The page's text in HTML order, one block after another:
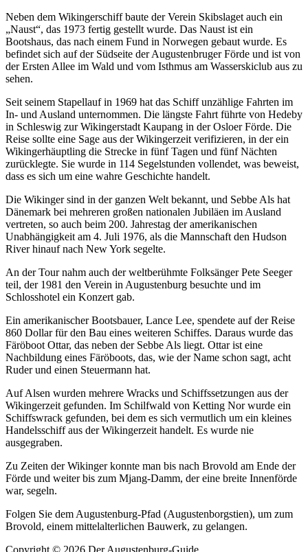
Neben dem Wikingerschiff baute der Verein Skibslaget auch ein
„Naust“, das 1973 fertig gestellt wurde. Das Naust ist ein
Bootshaus, das nach einem Fund in Norwegen gebaut wurde. Es
befindet sich auf der Südseite der Augustenbruger Förde und ist von
der Ersten Allee im Wald und vom Isthmus am Wasserskiclub aus zu
sehen.
Seit seinem Stapellauf in 1969 hat das Schiff unzählige Fahrten im
In- und Ausland unternommen. Die längste Fahrt führte von Hedeby
in Schleswig zur Wikingerstadt Kaupang in der Osloer Förde. Die
Reise sollte eine Sage aus der Wikingerzeit verifizieren, in der ein
Wikingerhäuptling die Strecke in fünf Tagen und fünf Nächten
zurücklegte. Sie wurde in 114 Segelstunden vollendet, was beweist,
dass es sich um eine wahre Geschichte handelt.
Die Wikinger sind in der ganzen Welt bekannt, und Sebbe Als hat
Dänemark bei mehreren großen nationalen Jubiläen im Ausland
vertreten, so auch beim 200. Jahrestag der amerikanischen
Unabhängigkeit am 4. Juli 1976, als die Mannschaft den Hudson
River hinauf nach New York segelte.
An der Tour nahm auch der weltberühmte Folksänger Pete Seeger
teil, der 1981 den Verein in Augustenburg besuchte und im
Schlosshotel ein Konzert gab.
Ein amerikanischer Bootsbauer, Lance Lee, spendete auf der Reise
860 Dollar für den Bau eines weiteren Schiffes. Daraus wurde das
Färöboot Ottar, das neben der Sebbe Als liegt. Ottar ist eine
Nachbildung eines Färöboots, das, wie der Name schon sagt, acht
Ruder und einen Steuermann hat.
Auf Alsen wurden mehrere Wracks und Schiffssetzungen aus der
Wikingerzeit gefunden. Im Schilfwald von Ketting Nor wurde ein
Schiffswrack gefunden, bei dem es sich vermutlich um ein kleines
Handelsschiff aus der Wikingerzeit handelt. Es wurde nie
ausgegraben.
Zu Zeiten der Wikinger konnte man bis nach Brovold am Ende der
Förde und weiter bis zum Mjang-Damm, der eine breite Innenförde
war, segeln.
Folgen Sie dem Augustenburg-Pfad (Augustenborgstien), um zum
Brovold, einem mittelalterlichen Bauwerk, zu gelangen.
Copyright © 2026 Der Augustenburg-Guide